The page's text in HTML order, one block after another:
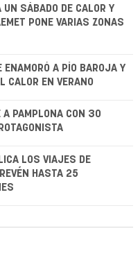
UN SÁBADO DE CALOR Y
PONE VARIAS ZONAS
ENAMORÓ A PÍO BAROJA Y
CALOR EN VERANO
A PAMPLONA CON 30
LOS VIAJES DE
HASTA 25